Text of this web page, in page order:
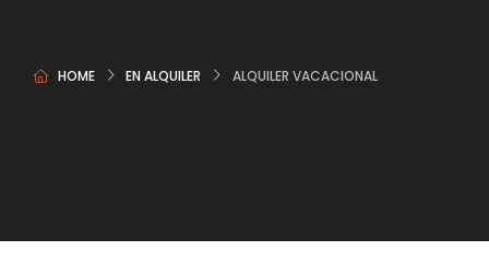
HOME EN ALQUILER ALQUILER VACACIONAL